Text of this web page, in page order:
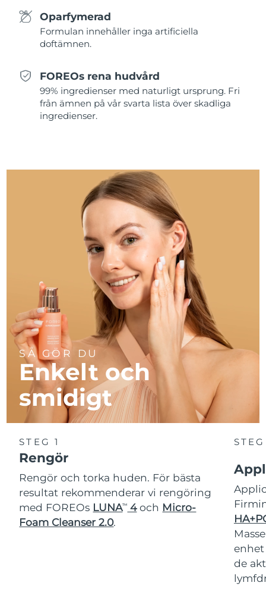
Oparfymerad
Formulan innehåller inga artificiella
doftämnen.
FOREOs rena hudvård
99% ingredienser med naturligt ursprung. Fri
från ämnen på vår svarta lista över skadliga
ingredienser.
SÅ GÖR DU
Enkelt och
smidigt
STEG 1
Rengör
Rengör och torka huden. För bästa
resultat rekommenderar vi rengöring
med FOREOs LUNATM 4och Micro-
Foam Cleanser 2.0.
de
Slovakien
Sydafrika Förväntad leverans
Sydkorea Förväntad leverans8/11/26
Förväntad leverans
Förväntad leverans
Förväntad leverans
Förväntad leverans
Förenade
Arabemiraten
Förväntad leverans
Storbritannien Förväntad leverans8/9/26
USA Förväntad leverans
Uzbekistan Förväntad leverans